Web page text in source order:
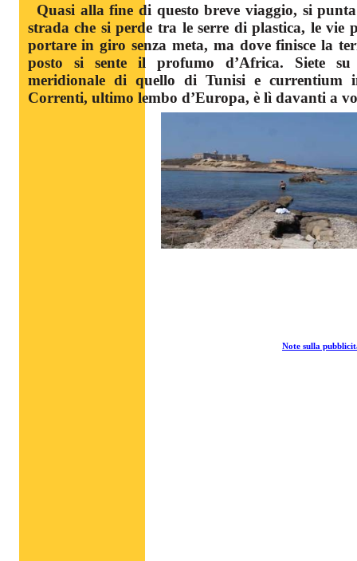
Quasi alla fine di questo breve viaggio, si
strada che si perde tra le serre di plastica, le vie
portare in giro senza meta, ma dove finisce la
posto si sente il profumo d’Africa. Siete
meridionale di quello di Tunisi e currentium
Correnti, ultimo lembo d’Europa, è lì davanti a
Note sulla